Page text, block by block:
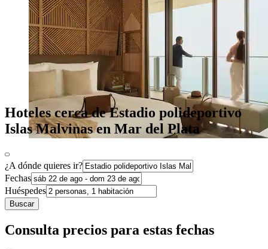
Hoteles cerca de Estadio polideportivo
Islas Malvinas en Mar del Plata
¿A dónde quieres ir?
Fechas
Huéspedes
Buscar
Consulta precios para estas fechas